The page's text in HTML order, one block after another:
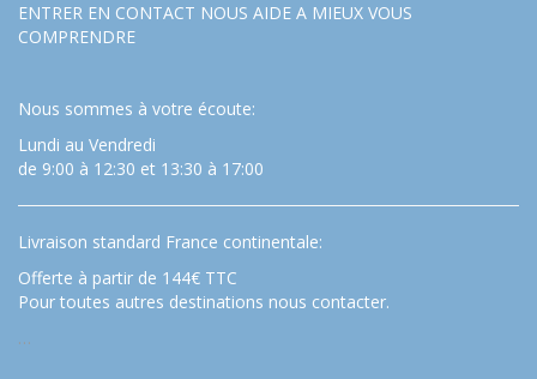
ENTRER EN CONTACT NOUS AIDE A MIEUX VOUS
COMPRENDRE
Nous sommes à votre écoute:
Lundi au Vendredi
de 9:00 à 12:30 et 13:30 à 17:00
Livraison standard France continentale:
Offerte à partir de 144€ TTC
Pour toutes autres destinations nous contacter.
…